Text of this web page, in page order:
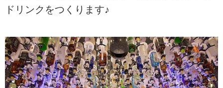
ドリンクをつくります♪